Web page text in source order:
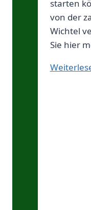
starten
von der
Wichtel
Sie hier